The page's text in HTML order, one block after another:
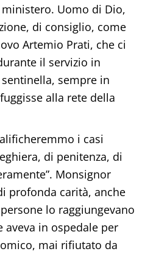
Uomo di Dio,
di consiglio, come
Artemio Prati, che ci
il servizio in
sempre in
alla rete della
i casi
di penitenza, di
Monsignor
profonda carità, anche
lo raggiungevano
in ospedale per
mai rifiutato da